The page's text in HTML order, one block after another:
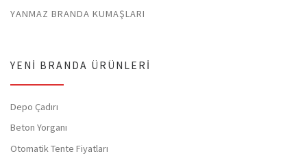
YANMAZ BRANDA KUMAŞLARI
YENI BRANDA ÜRÜNLERI
Depo Çadırı
Beton Yorganı
Otomatik Tente Fiyatları